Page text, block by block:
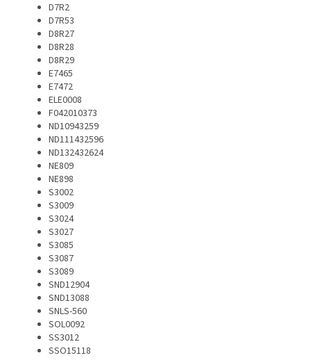
D7R2
D7R53
D8R27
D8R28
D8R29
E7465
E7472
ELE0008
F042010373
ND10943259
ND111432596
ND132432624
NE809
NE898
S3002
S3009
S3024
S3027
S3085
S3087
S3089
SND12904
SND13088
SNLS-560
SOL0092
SS3012
SSO15118